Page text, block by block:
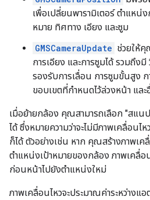
เพื่อเปลี่ยนพารามิเตอร์ ตำแหน่
หมาย ทิศทาง เอียง และซูม
GMSCameraUpdate ช่วยให้คุ
การเอียง และการซูมได้ รวมถึง
รองรับการเลื่อน การซูมขั้นสูง
ขอบเขตที่กำหนดไว้ล่วงหน้า แล
เมื่อย้ายกล้อง คุณสามารถเลือก "สแน
ได้ ซึ่งหมายความว่าจะไม่มีภาพเคลื่อนไ
ก็ได้ ตัวอย่างเช่น หาก คุณสร้างภาพเค
ตำแหน่งเป้าหมายของกล้อง ภาพเคลื่อ
ก่อนหน้าไปยังตำแหน่งใหม่
ภาพเคลื่อนไหวจะประมาณค่าระหว่าง